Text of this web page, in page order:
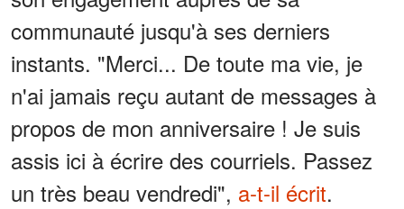
communauté jusqu'à ses derniers
instants. "Merci... De toute ma vie, je
n'ai jamais reçu autant de messages à
propos de mon anniversaire ! Je suis
assis ici à écrire des courriels. Passez
un très beau vendredi", a-t-il écrit.